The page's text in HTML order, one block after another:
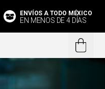
ENVÍOS A TODO MÉXICO
EN MENOS DE 4 DÍAS